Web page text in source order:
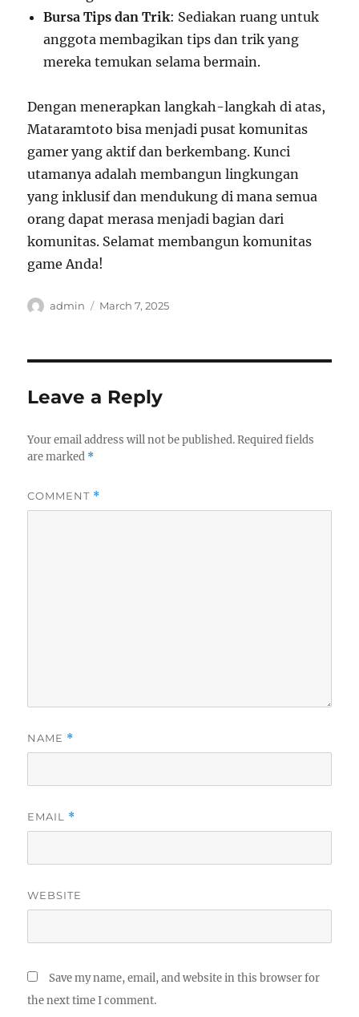
Bursa Tips dan Trik: Sediakan ruang untuk
anggota membagikan tips dan trik yang
mereka temukan selama bermain.
Dengan menerapkan langkah-langkah di atas,
Mataramtoto bisa menjadi pusat komunitas
gamer yang aktif dan berkembang. Kunci
utamanya adalah membangun lingkungan
yang inklusif dan mendukung di mana semua
orang dapat merasa menjadi bagian dari
komunitas. Selamat membangun komunitas
game Anda!
Author
admin
Posted
March 7, 2025
Leave a Reply
Your email address will not be published. Required fields
are marked *
COMMENT *
NAME *
EMAIL *
WEBSITE
Save my name, email, and website in this browser for
the next time I comment.